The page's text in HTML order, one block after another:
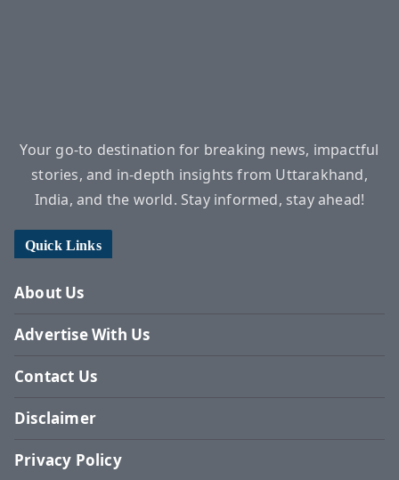
Your go-to destination for breaking news, impactful
stories, and in-depth insights from Uttarakhand,
India, and the world. Stay informed, stay ahead!
Quick Links
About Us
Advertise With Us
Contact Us
Disclaimer
Privacy Policy